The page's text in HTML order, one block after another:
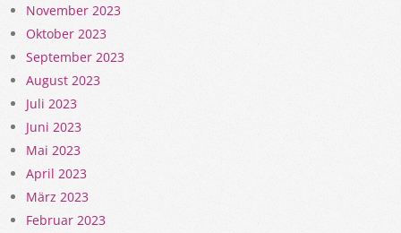
November 2023
Oktober 2023
September 2023
August 2023
Juli 2023
Juni 2023
Mai 2023
April 2023
März 2023
Februar 2023